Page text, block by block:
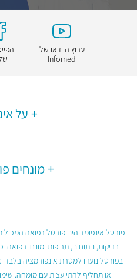
ערוץ הוידאו של
Infomed
על
מונחים
פורטל אינפומד הינו פורטל רפואה
בדיקות, ניתוחים, תרופות ומונחי
בפורטל נועדו למטרת אינפורמציה בלבד
או תחליף להתייעצות עם מומחה.